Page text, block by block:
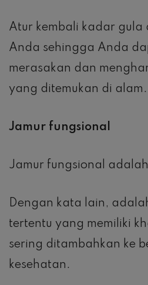
Atur kembali kadar gula
Anda sehingga Anda
merasakan dan
yang ditemukan di alam.
Jamur fungsional
Jamur fungsional
Dengan kata lain,
tertentu yang memiliki
sering ditambahkan ke
kesehatan.